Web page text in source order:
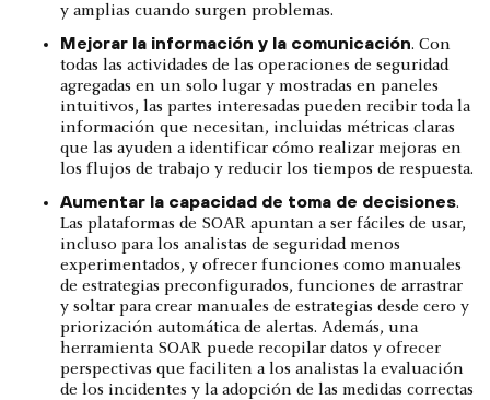
y amplias cuando surgen problemas.
Mejorar la información y la comunicación. Con
todas las actividades de las operaciones de seguridad
agregadas en un solo lugar y mostradas en paneles
intuitivos, las partes interesadas pueden recibir toda la
información que necesitan, incluidas métricas claras
que las ayuden a identificar cómo realizar mejoras en
los flujos de trabajo y reducir los tiempos de respuesta.
Aumentar la capacidad de toma de decisiones.
Las plataformas de SOAR apuntan a ser fáciles de usar,
incluso para los analistas de seguridad menos
experimentados, y ofrecer funciones como manuales
de estrategias preconfigurados, funciones de arrastrar
y soltar para crear manuales de estrategias desde cero y
priorización automática de alertas. Además, una
herramienta SOAR puede recopilar datos y ofrecer
perspectivas que faciliten a los analistas la evaluación
de los incidentes y la adopción de las medidas correctas